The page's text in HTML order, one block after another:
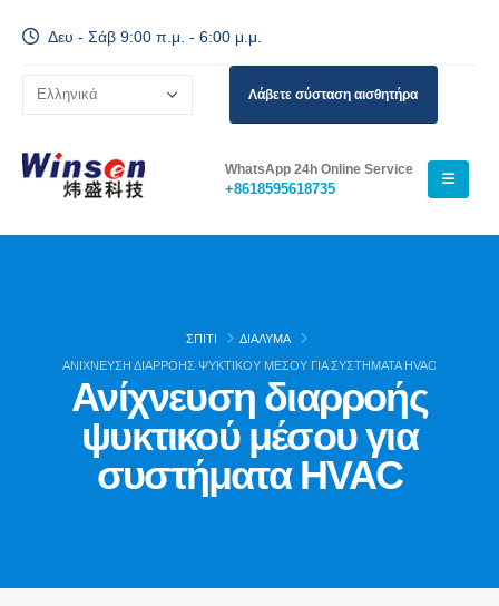
Δευ - Σάβ 9:00 π.μ. - 6:00 μ.μ.
Λάβετε σύσταση αισθητήρα
WhatsApp 24h Online Service
+8618595618735
ΣΠΊΤΙ
ΔΙΆΛΥΜΑ
ΑΝΊΧΝΕΥΣΗ ΔΙΑΡΡΟΉΣ ΨΥΚΤΙΚΟΎ ΜΈΣΟΥ ΓΙΑ ΣΥΣΤΉΜΑΤΑ HVAC
Ανίχνευση διαρροής
ψυκτικού μέσου για
συστήματα HVAC